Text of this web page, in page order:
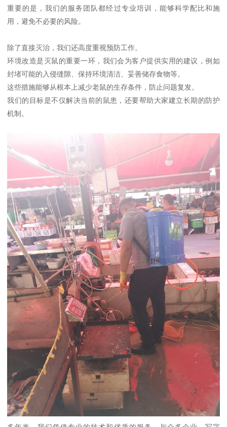
重要的是，我们的服务团队都经过专业培训，能够科学配比和施
用，避免不必要的风险。
除了直接灭治，我们还高度重视预防工作。
环境改造是灭鼠的重要一环，我们会为客户提供实用的建议，例如
封堵可能的入侵缝隙、保持环境清洁、妥善储存食物等。
这些措施能够从根本上减少老鼠的生存条件，防止问题复发。
我们的目标是不仅解决当前的鼠患，还要帮助大家建立长期的防护
机制。